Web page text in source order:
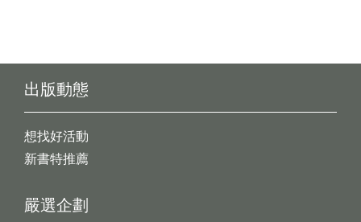
出版動態
想找好活動
新書特推薦
嚴選企劃